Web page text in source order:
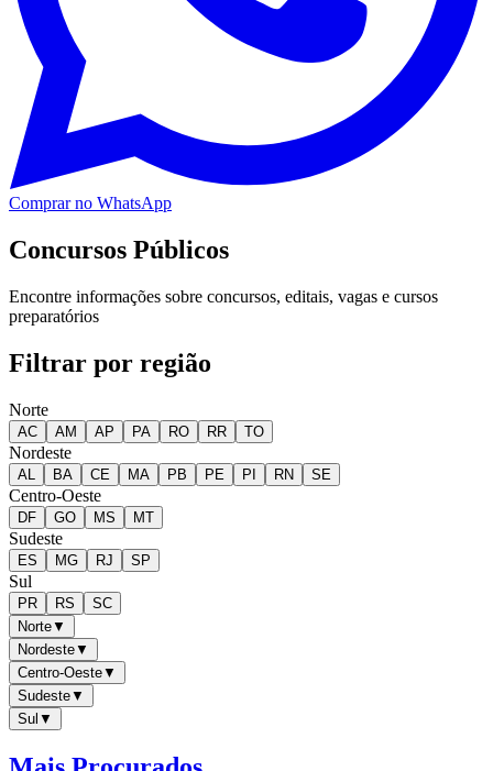
Comprar no WhatsApp
Concursos Públicos
Encontre informações sobre concursos, editais, vagas e cursos
preparatórios
Filtrar por região
Norte
AC AM AP PA RO RR TO
Nordeste
AL BA CE MA PB PE PI RN SE
Centro-Oeste
DF GO MS MT
Sudeste
ES MG RJ SP
Sul
PR RS
SC
Norte▼
Nordeste▼
Centro-Oeste▼
Sudeste▼
Sul ▼